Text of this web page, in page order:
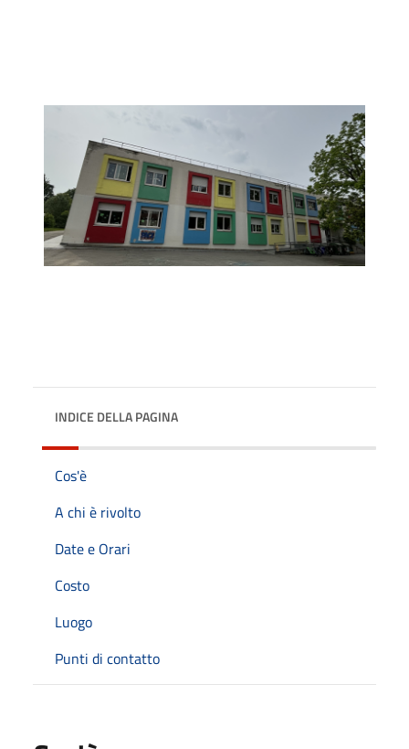
INDICE DELLA PAGINA
Cos'è
A chi è rivolto
Date e Orari
Costo
Luogo
Punti di contatto